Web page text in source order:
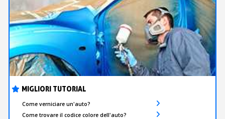
MIGLIORI TUTORIAL
Come verniciare un'auto?
Come trovare il codice colore dell'auto?